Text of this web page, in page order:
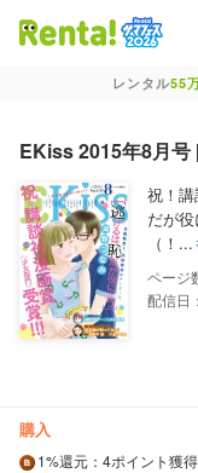
レンタル55
EKiss 2015年8月
祝！
だが
（！...
配信日
購入
1%還元 ：4ポイント獲得